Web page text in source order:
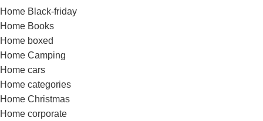
Home Black-friday
Home Books
Home boxed
Home Camping
Home cars
Home categories
Home Christmas
Home corporate